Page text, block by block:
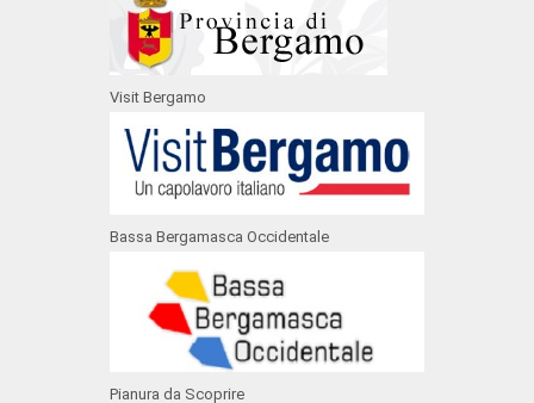
Visit Bergamo
Bassa Bergamasca Occidentale
Pianura da Scoprire